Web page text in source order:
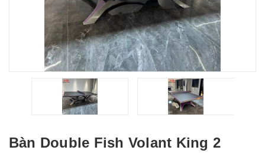
Bàn Double Fish Volant King 2